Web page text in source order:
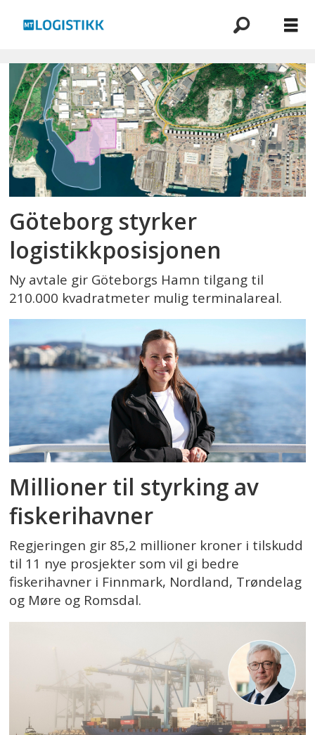
Emne:
havn
Göteborg styrker
logistikkposisjonen
Ny avtale gir Göteborgs Hamn tilgang til
210.000 kvadratmeter mulig terminalareal.
Millioner til styrking av
fiskerihavner
Regjeringen gir 85,2 millioner kroner i tilskudd
til 11 nye prosjekter som vil gi bedre
fiskerihavner i Finnmark, Nordland, Trøndelag
og Møre og Romsdal.